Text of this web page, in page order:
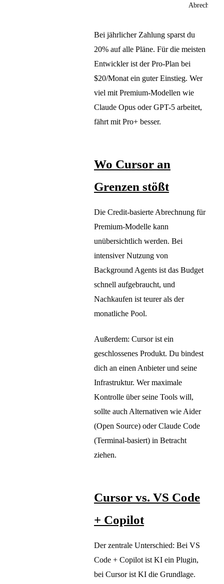
Abrechnung
Bei jährlicher Zahlung sparst du
20% auf alle Pläne. Für die meisten
Entwickler ist der Pro-Plan bei
$20/Monat ein guter Einstieg. Wer
viel mit Premium-Modellen wie
Claude Opus oder GPT-5 arbeitet,
fährt mit Pro+ besser.
Wo Cursor an
Grenzen stößt
Die Credit-basierte Abrechnung für
Premium-Modelle kann
unübersichtlich werden. Bei
intensiver Nutzung von
Background Agents ist das Budget
schnell aufgebraucht, und
Nachkaufen ist teurer als der
monatliche Pool.
Außerdem: Cursor ist ein
geschlossenes Produkt. Du bindest
dich an einen Anbieter und seine
Infrastruktur. Wer maximale
Kontrolle über seine Tools will,
sollte auch Alternativen wie Aider
(Open Source) oder Claude Code
(Terminal-basiert) in Betracht
ziehen.
Cursor vs. VS Code
+ Copilot
Der zentrale Unterschied: Bei VS
Code + Copilot ist KI ein Plugin,
bei Cursor ist KI die Grundlage.